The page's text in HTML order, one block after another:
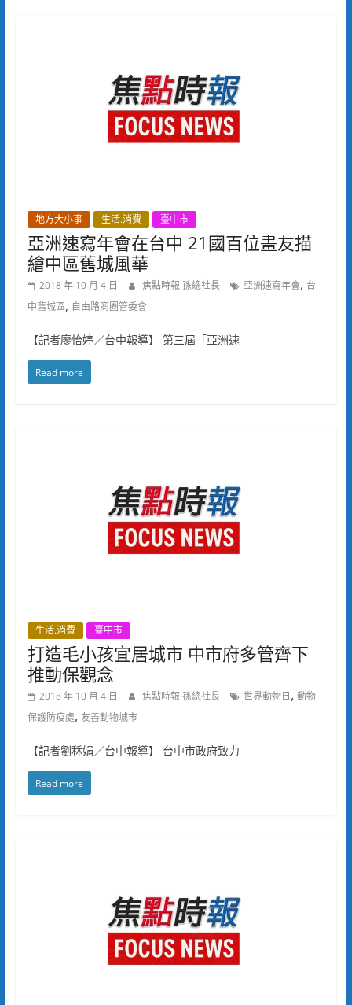
地方大小事 生活.消費 臺中市
亞洲速寫年會在台中 21國百位畫友描
繪中區舊城風華
2018 年 10 月 4 日 焦點時報 孫總社長 亞洲速寫年會, 台
中舊城區, 自由路商圈管委會
【記者廖怡婷／台中報導】 第三屆「亞洲速
Read more
生活.消費 臺中市
打造毛小孩宜居城市 中市府多管齊下
推動保觀念
2018 年 10 月 4 日 焦點時報 孫總社長 世界動物日, 動物
保護防疫處, 友善動物城市
【記者劉秝娟／台中報導】 台中市政府致力
Read more